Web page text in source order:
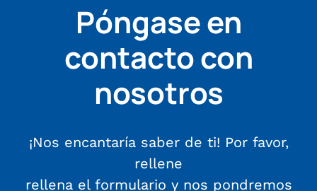
Póngase en
contacto con
nosotros
¡Nos encantaría saber de ti! Por favor,
rellene
rellena el formulario y nos pondremos